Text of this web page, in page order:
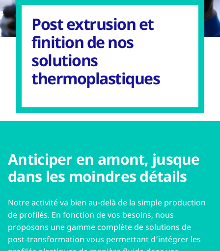
Post extrusion et
finition de nos
solutions
thermoplastiques
Anticiper en amont, jusque
dans les moindres détails
Notre activité va bien au-delà de la simple production
de profilés. En fonction de vos besoins, nous
proposons une gamme complète de solutions de
post‑transformation vous permettant d’intégrer les